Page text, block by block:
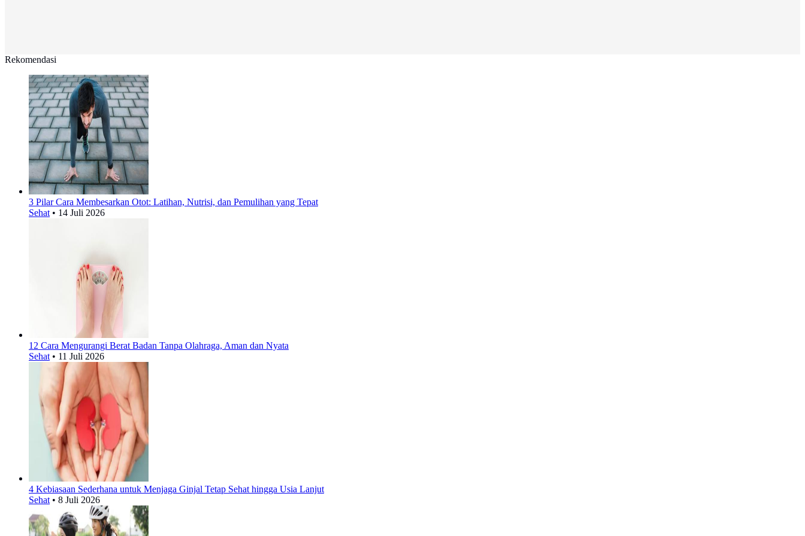
Rekomendasi
3 Pilar Cara Membesarkan Otot: Latihan, Nutrisi, dan Pemulihan yang Tepat
Sehat • 14 Juli 2026
12 Cara Mengurangi Berat Badan Tanpa Olahraga, Aman dan Nyata
Sehat • 11 Juli 2026
4 Kebiasaan Sederhana untuk Menjaga Ginjal Tetap Sehat hingga Usia Lanjut
Sehat • 8 Juli 2026